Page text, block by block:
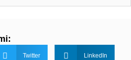
Twitter LinkedIn